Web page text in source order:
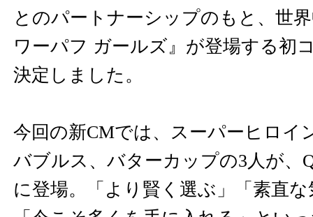
とのパートナーシップのもと、世
ワーパフ ガールズ』が登場する初
決定しました。
今回の新CMでは、スーパーヒロイ
バブルス、バターカップの3人が、
に登場。「より賢く選ぶ」「素直